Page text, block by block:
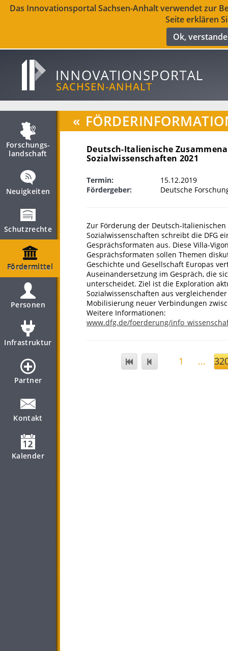
Das Innovationsportal Sachsen-Anhalt verwendet zur
Seite erklären
Ok,
Forschungs­
landschaft
Neuigkeiten
Schutzrechte
Fördermittel
Personen
Infrastruktur
Partner
Kontakt
Kalender
«
Deutsch-Italienische
Sozialwissenschaften 2021
Termin:
15.12.2019
Fördergeber:
Deutsche
Zur Förderung der Deutsch-
Sozialwissenschaften schreibt die DFG
Gesprächsformaten aus. Diese Villa-
Gesprächsformaten sollen Themen
Geschichte und Gesellschaft Europas
Auseinandersetzung im Gespräch, die
unterscheidet. Ziel ist die Exploration
Sozialwissenschaften aus
Mobilisierung neuer Verbindungen
Weitere Informationen:
www.dfg.de/foerderung/
1 ...